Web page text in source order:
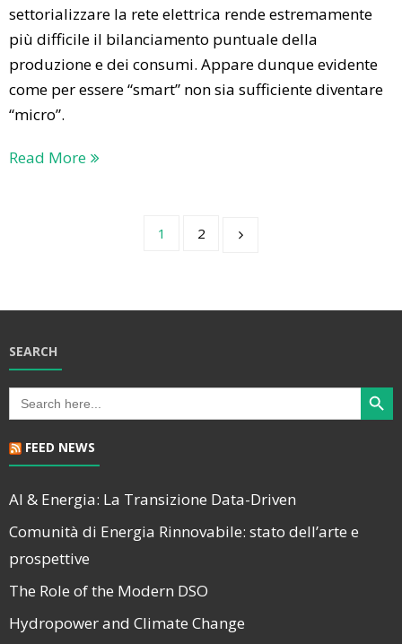
settorializzare la rete elettrica rende estremamente
più difficile il bilanciamento puntuale della
produzione e dei consumi. Appare dunque evidente
come per essere “smart” non sia sufficiente diventare
“micro”.
Read More
1 2
SEARCH
Search
for:
Search
FEED NEWS
AI & Energia: La Transizione Data-Driven
Comunità di Energia Rinnovabile: stato dell’arte e
prospettive
The Role of the Modern DSO
Hydropower and Climate Change